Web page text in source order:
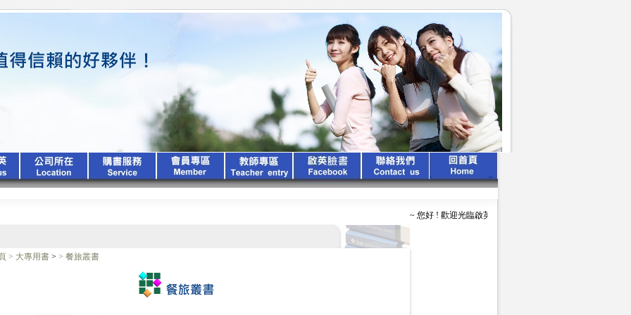
~ 您好 ! 歡迎光臨啟英文化公司 ~ ~ ~ 啟英出版 、 專
> 大專用書 > > 餐旅叢書